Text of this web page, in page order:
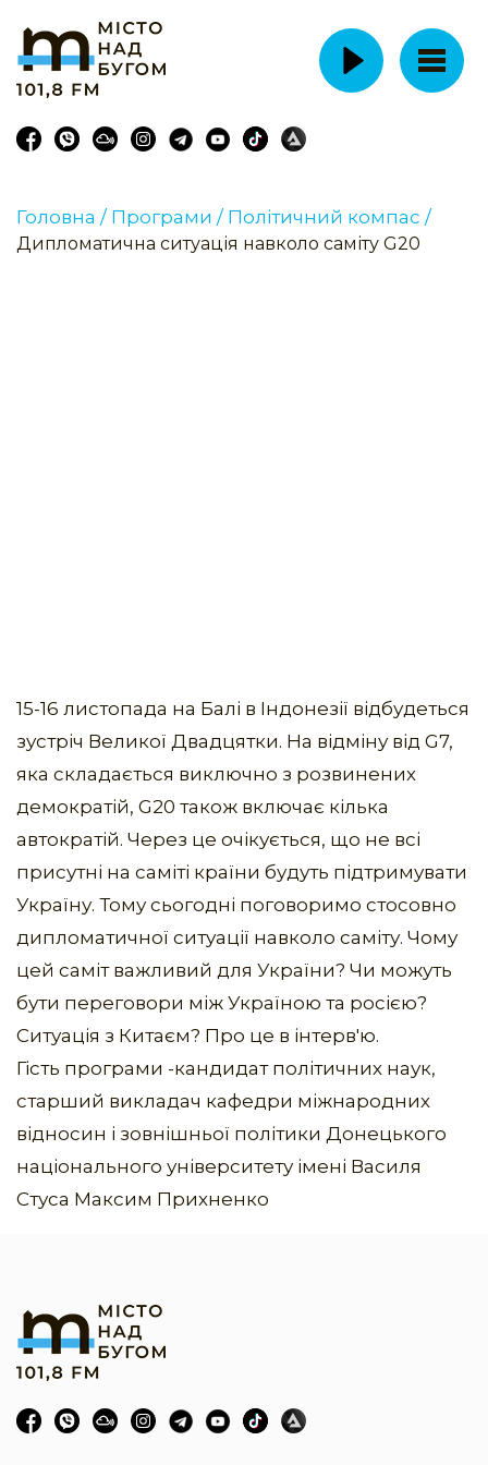
Головна / Програми / Політичний компас /
Дипломатична ситуація навколо саміту G20
15-16 листопада на Балі в Індонезії відбудеться
зустріч Великої Двадцятки. На відміну від G7,
яка складається виключно з розвинених
демократій, G20 також включає кілька
автократій. Через це очікується, що не всі
присутні на саміті країни будуть підтримувати
Україну. Тому сьогодні поговоримо стосовно
дипломатичної ситуації навколо саміту. Чому
цей саміт важливий для України? Чи можуть
бути переговори між Україною та росією?
Ситуація з Китаєм? Про це в інтерв'ю.
Гість програми -кандидат політичних наук,
старший викладач кафедри міжнародних
відносин і зовнішньої політики Донецького
національного університету імені Василя
Стуса Максим Прихненко